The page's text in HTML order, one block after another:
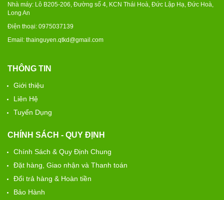
Nhà máy: Lô B205-206, Đường số 4, KCN Thái Hoà, Đức Lập Hạ, Đức Hoà,
Long An
Điện thoại: 0975037139
Email: thainguyen.qtkd@gmail.com
THÔNG TIN
Giới thiệu
Liên Hệ
Tuyển Dụng
CHÍNH SÁCH - QUY ĐỊNH
Chính Sách & Quy Định Chung
Đặt hàng, Giao nhận và Thanh toán
Đổi trả hàng & Hoàn tiền
Bảo Hành